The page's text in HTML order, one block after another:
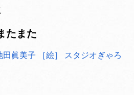
たまた
田眞美子
［絵］ スタジオぎゃろ